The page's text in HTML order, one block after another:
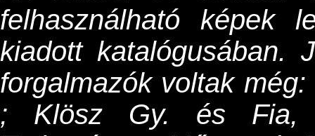
felhasználható képek
kiadott katalógusában.
forgalmazók voltak
; Klösz Gy. és Fia,